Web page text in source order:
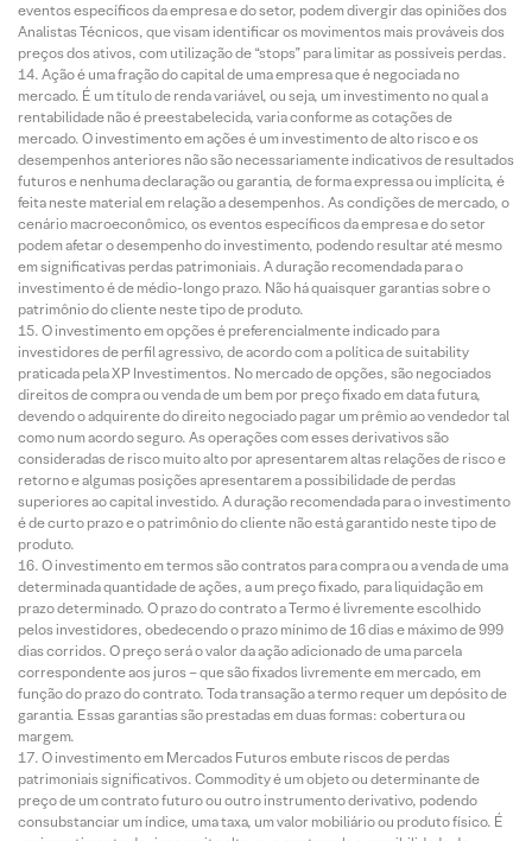
eventos específicos da empresa e do setor, podem divergir das opiniões dos
Analistas Técnicos, que visam identificar os movimentos mais prováveis dos
preços dos ativos, com utilização de “stops” para limitar as possíveis perdas.
Ação é uma fração do capital de uma empresa que é negociada no
mercado. É um título de renda variável, ou seja, um investimento no qual a
rentabilidade não é preestabelecida, varia conforme as cotações de
mercado. O investimento em ações é um investimento de alto risco e os
desempenhos anteriores não são necessariamente indicativos de resultados
futuros e nenhuma declaração ou garantia, de forma expressa ou implícita, é
feita neste material em relação a desempenhos. As condições de mercado, o
cenário macroeconômico, os eventos específicos da empresa e do setor
podem afetar o desempenho do investimento, podendo resultar até mesmo
em significativas perdas patrimoniais. A duração recomendada para o
investimento é de médio-longo prazo. Não há quaisquer garantias sobre o
patrimônio do cliente neste tipo de produto.
O investimento em opções é preferencialmente indicado para
investidores de perfil agressivo, de acordo com a política de suitability
praticada pela XP Investimentos. No mercado de opções, são negociados
direitos de compra ou venda de um bem por preço fixado em data futura,
devendo o adquirente do direito negociado pagar um prêmio ao vendedor tal
como num acordo seguro. As operações com esses derivativos são
consideradas de risco muito alto por apresentarem altas relações de risco e
retorno e algumas posições apresentarem a possibilidade de perdas
superiores ao capital investido. A duração recomendada para o investimento
é de curto prazo e o patrimônio do cliente não está garantido neste tipo de
produto.
O investimento em termos são contratos para compra ou a venda de uma
determinada quantidade de ações, a um preço fixado, para liquidação em
prazo determinado. O prazo do contrato a Termo é livremente escolhido
pelos investidores, obedecendo o prazo mínimo de 16 dias e máximo de 999
dias corridos. O preço será o valor da ação adicionado de uma parcela
correspondente aos juros – que são fixados livremente em mercado, em
função do prazo do contrato. Toda transação a termo requer um depósito de
garantia. Essas garantias são prestadas em duas formas: cobertura ou
margem.
O investimento em Mercados Futuros embute riscos de perdas
patrimoniais significativos. Commodity é um objeto ou determinante de
preço de um contrato futuro ou outro instrumento derivativo, podendo
consubstanciar um índice, uma taxa, um valor mobiliário ou produto físico. É